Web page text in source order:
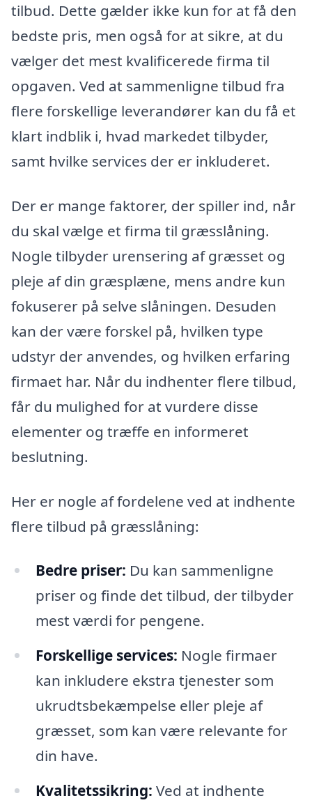
tilbud. Dette gælder ikke kun for at få den
bedste pris, men også for at sikre, at du
vælger det mest kvalificerede firma til
opgaven. Ved at sammenligne tilbud fra
flere forskellige leverandører kan du få et
klart indblik i, hvad markedet tilbyder,
samt hvilke services der er inkluderet.
Der er mange faktorer, der spiller ind, når
du skal vælge et firma til græsslåning.
Nogle tilbyder urensering af græsset og
pleje af din græsplæne, mens andre kun
fokuserer på selve slåningen. Desuden
kan der være forskel på, hvilken type
udstyr der anvendes, og hvilken erfaring
firmaet har. Når du indhenter flere tilbud,
får du mulighed for at vurdere disse
elementer og træffe en informeret
beslutning.
Her er nogle af fordelene ved at indhente
flere tilbud på græsslåning:
Bedre priser: Du kan sammenligne
priser og finde det tilbud, der tilbyder
mest værdi for pengene.
Forskellige services: Nogle firmaer
kan inkludere ekstra tjenester som
ukrudtsbekæmpelse eller pleje af
græsset, som kan være relevante for
din have.
Kvalitetssikring: Ved at indhente